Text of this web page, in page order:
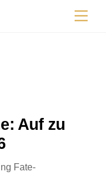
Auf zu
Fate-